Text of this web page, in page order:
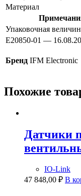
Материал
Упаковочная
E20850-01 —
Бренд IFM Electronic
Похожие
Датчики
IO-Link
47 848,00 ₽ В